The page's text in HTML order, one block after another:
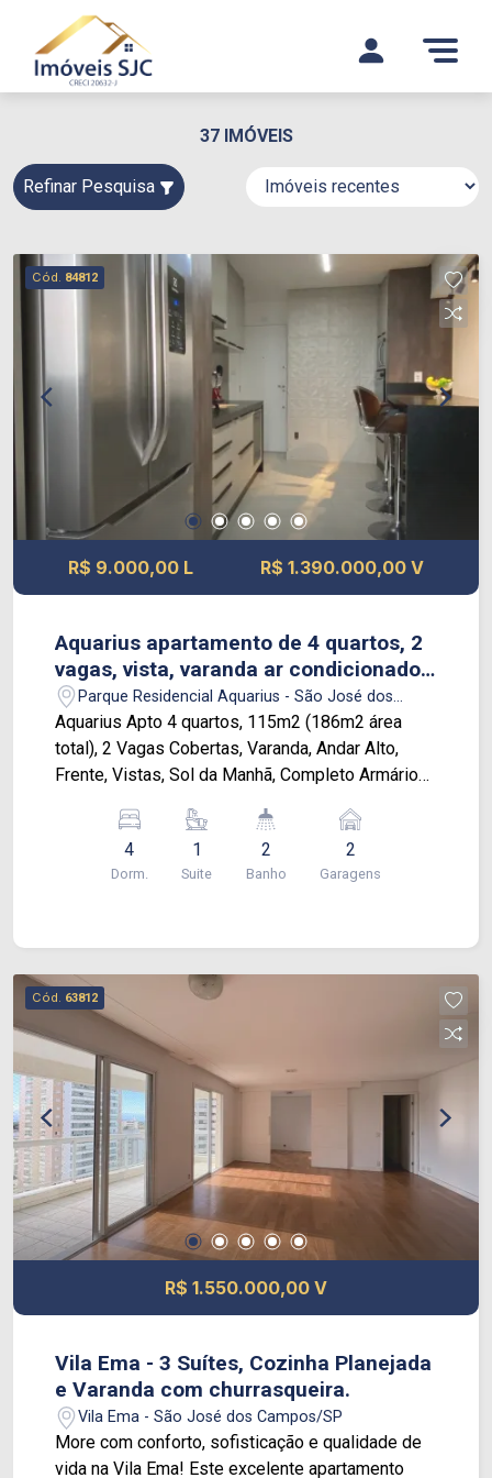
37 IMÓVEIS
Refinar Pesquisa
Cód. 84812
R$ 9.000,00 L R$ 1.390.000,00 V
Aquarius apartamento de 4 quartos, 2
vagas, vista, varanda ar condicionado,
andar alto.
Parque Residencial Aquarius - São José dos
Campos/SP
Aquarius Apto 4 quartos, 115m2 (186m2 área
total), 2 Vagas Cobertas, Varanda, Andar Alto,
Frente, Vistas, Sol da Manhã, Completo Armários
Ar Condicionado nos 4 Quartos, Duplo Home
Office, Hobby Box, COMPLETÃO, MODERNO,
Entrar e Morar. Condomínio: Portaria 24hs
4
Dorm.
1
Suite
2
Banho
2
Garagens
Cód. 63812
R$ 1.550.000,00 V
Vila Ema - 3 Suítes, Cozinha Planejada
e Varanda com churrasqueira.
Vila Ema - São José dos Campos/SP
More com conforto, sofisticação e qualidade de
vida na Vila Ema! Este excelente apartamento